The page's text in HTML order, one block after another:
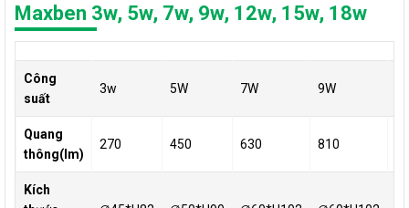
Maxben 3w, 5w, 7w, 9w, 12w, 15w, 18w
Công
suất
3w 5W 7W 9W
Quang
thông(lm)
270 450 630 810
Kích